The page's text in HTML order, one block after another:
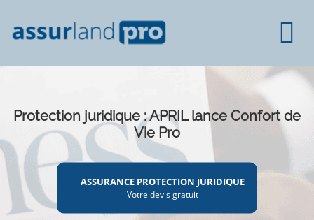
Protection juridique : APRIL lance Confort de
Vie Pro
ASSURANCE PROTECTION JURIDIQUE
Votre devis gratuit